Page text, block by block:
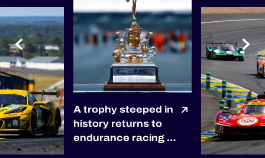
A trophy steeped in
history returns to
endurance racing 🏆